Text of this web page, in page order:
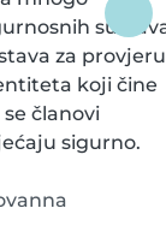
za provjeru
koji čine
se članovi
sigurno.